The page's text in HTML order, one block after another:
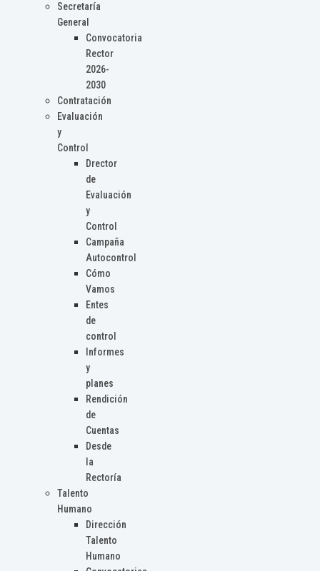
Secretaría
General
Convocatoria
Rector
2026-
2030
Contratación
Evaluación
y
Control
Drector
de
Evaluación
y
Control
Campaña
Autocontrol
Cómo
Vamos
Entes
de
control
Informes
y
planes
Rendición
de
Cuentas
Desde
la
Rectoría
Talento
Humano
Dirección
Talento
Humano